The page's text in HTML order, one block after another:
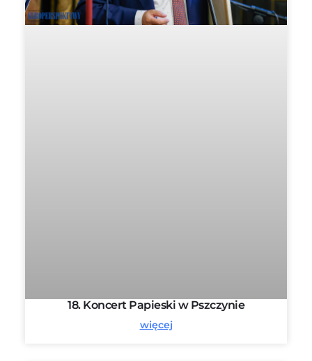
18. Koncert Papieski w Pszczynie
więcej